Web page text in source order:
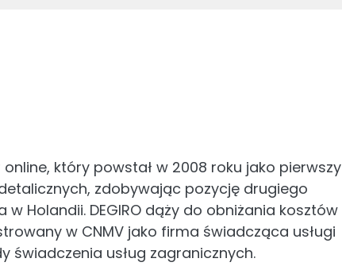
online, który powstał w 2008 roku jako pierwszy
zdobywając pozycję drugiego
Holandii. DEGIRO dąży do obniżania kosztów
w CNMV jako firma świadcząca usługi
świadczenia usług zagranicznych.